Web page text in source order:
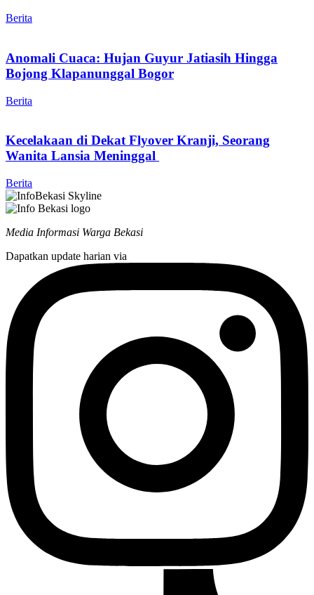
Berita
Anomali Cuaca: Hujan Guyur Jatiasih Hingga
Bojong Klapanunggal Bogor
Berita
Kecelakaan di Dekat Flyover Kranji, Seorang
Wanita Lansia Meninggal
Berita
Media Informasi Warga Bekasi
Dapatkan update harian via